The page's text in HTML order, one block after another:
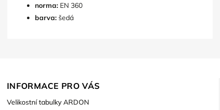
norma: EN 360
barva: šedá
INFORMACE PRO VÁS
Velikostní tabulky ARDON